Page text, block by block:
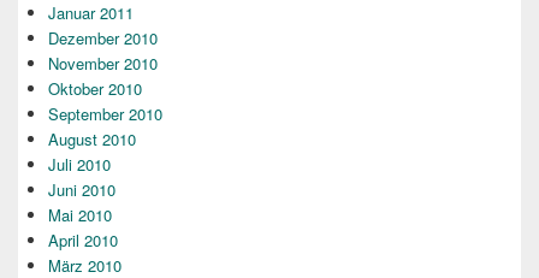
Januar 2011
Dezember 2010
November 2010
Oktober 2010
September 2010
August 2010
Juli 2010
Juni 2010
Mai 2010
April 2010
März 2010